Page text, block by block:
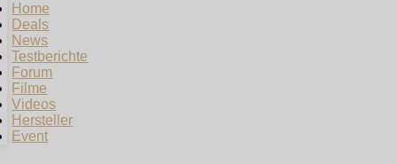
Home
Deals
News
Testberichte
Forum
Filme
Videos
Hersteller
Event